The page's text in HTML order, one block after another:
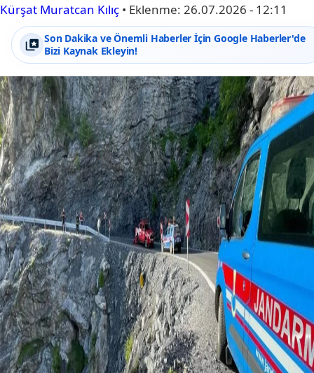
Kürşat Muratcan Kılıç • Eklenme: 26.07.2026 - 12:11
Son Dakika ve Önemli Haberler İçin Google Haberler'de
Bizi Kaynak Ekleyin!